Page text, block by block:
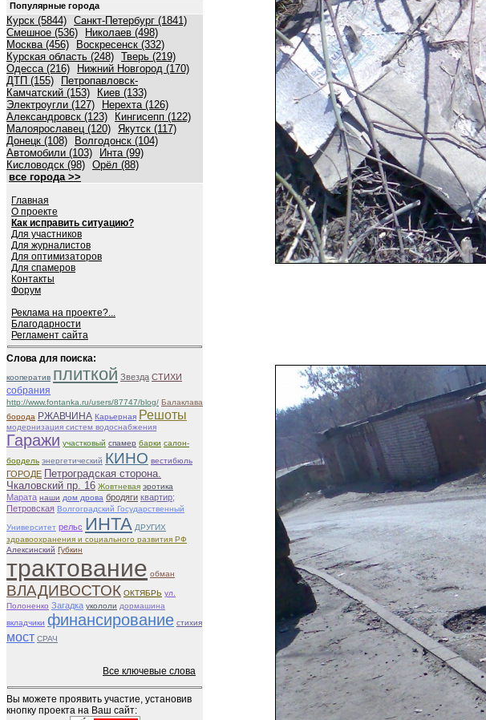
Популярные города
Курск (5844) Санкт-Петербург (1841)
Смешное (536)
Николаев (498)
Москва (456)
Воскресенск (332)
Курская область (248) Тверь (219)
Одесса (216)
Нижний Новгород (170)
ДТП (155)
Петропавловск-
Камчатский (153)
Киев (133)
Электроугли (127)
Нерехта (126)
Александровск (123)
Кингисепп (122)
Малоярославец (120) Якутск (117)
Донецк (108)
Волгодонск (104)
Автомобили (103)
Инта (99)
Кисловодск (98) Орёл (88)
все города >>
Главная
О проекте
Как исправить ситуацию?
Для участников
Для журналистов
Для оптимизаторов
Для спамеров
Контакты
Форум
Реклама на проекте?...
Благодарности
Регламент сайта
Слова для поиска:
кооператив плиткой Звезда СТИХИ
собрания
http://www.fontanka.ru/users/87747/blog/ Балаклава
борода РЖАВЧИНА Карьерная Решоты
модернизация систем водоснабжения
Гаражи участковый спамер барки салон-
бордель энергетический КИНО вестибюль
ГОРОДЕ Петроградская сторона.
Чкаловский пр. 16 Жовтневая эротика
Марата наши дом дрова бродяги квартир;
Петровская Волгоградский Государственный
Университет рельс ИНТА ДРУГИХ
здравоохранения и социального развития РФ
Алексинский Губкин
трактование обман
ВЛАДИВОСТОК ОКТЯБРЬ ул.
Полоненко Загадка укололи дормашина
вкладчики финансирование стихия
мост СРАЧ
Все ключевые слова
Вы можете проявить участие, установив
кнопку проекта на Ваш сайт: